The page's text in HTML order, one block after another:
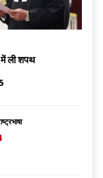
में ली शपथ